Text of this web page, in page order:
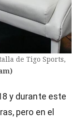
de Tigo Sports,
y durante este
pero en el